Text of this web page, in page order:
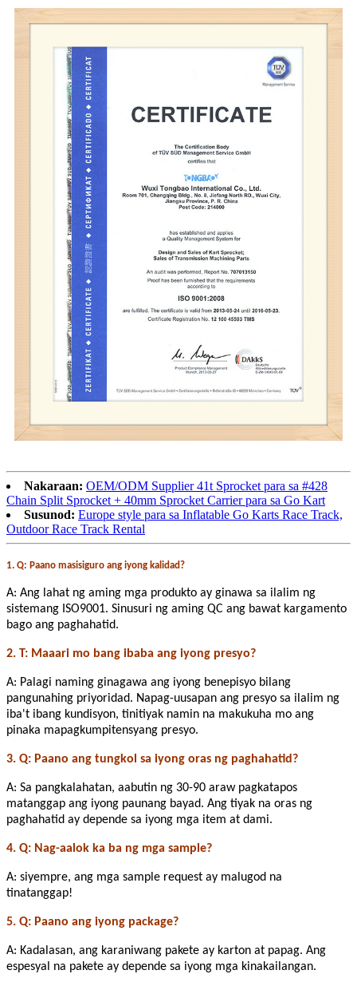
Nakaraan: OEM/ODM Supplier 41t Sprocket para sa #428
Chain Split Sprocket + 40mm Sprocket Carrier para sa Go Kart
Susunod: Europe style para sa Inflatable Go Karts Race Track,
Outdoor Race Track Rental
1. Q: Paano masisiguro ang iyong kalidad?
A: Ang lahat ng aming mga produkto ay ginawa sa ilalim ng
sistemang ISO9001. Sinusuri ng aming QC ang bawat kargamento
bago ang paghahatid.
2. T: Maaari mo bang ibaba ang iyong presyo?
A: Palagi naming ginagawa ang iyong benepisyo bilang
pangunahing priyoridad. Napag-uusapan ang presyo sa ilalim ng
iba't ibang kundisyon, tinitiyak namin na makukuha mo ang
pinaka mapagkumpitensyang presyo.
3. Q: Paano ang tungkol sa iyong oras ng paghahatid?
A: Sa pangkalahatan, aabutin ng 30-90 araw pagkatapos
matanggap ang iyong paunang bayad. Ang tiyak na oras ng
paghahatid ay depende sa iyong mga item at dami.
4. Q: Nag-aalok ka ba ng mga sample?
A: siyempre, ang mga sample request ay malugod na
tinatanggap!
5. Q: Paano ang iyong package?
A: Kadalasan, ang karaniwang pakete ay karton at papag. Ang
espesyal na pakete ay depende sa iyong mga kinakailangan.